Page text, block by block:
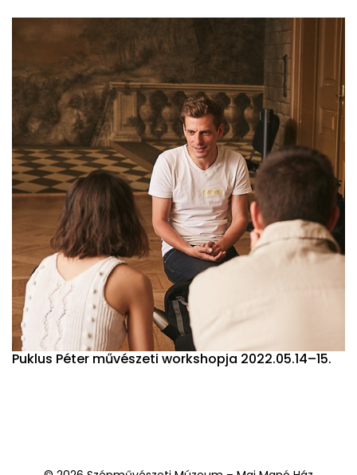
Puklus Péter művészeti workshopja 2022.05.14–15.